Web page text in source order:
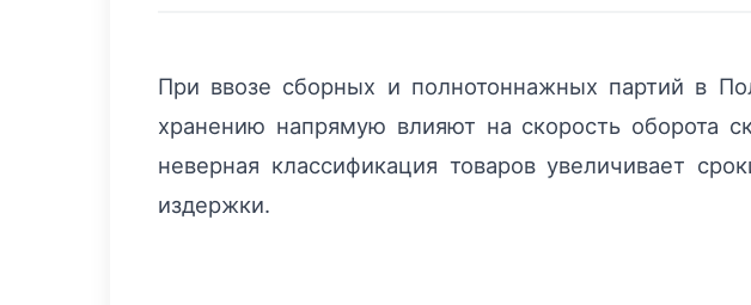
При ввозе сборных и полнотоннажных партий в
хранению напрямую влияют на скорость оборота
неверная классификация товаров увеличивает
издержки.